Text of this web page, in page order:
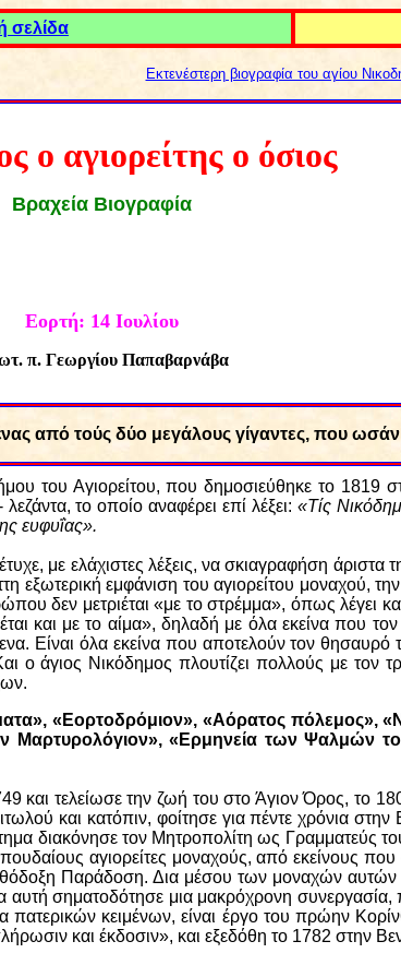
σελίδα
Εκτενέστερη βιογραφία του αγίου
ο αγιορείτης ο όσιος
Βραχεία Βιογραφία
Εορτή: 14 Ιουλίου
π. Γεωργίου Παπαβαρνάβα
από τούς δύο μεγάλους γίγαντες, που
του Αγιορείτου, που δημοσιεύθηκε το 1819
το οποίο αναφέρει επί λέξει: «Τίς
ευφυΐας».
με ελάχιστες λέξεις, να σκιαγραφήση
εξωτερική εμφάνιση του αγιορείτου μοναχού,
δεν μετριέται «με το στρέμμα», όπως
και με το αίμα», δηλαδή με όλα εκείνα που
Είναι όλα εκείνα που αποτελούν τον
ο άγιος Νικόδημος πλουτίζει πολλούς με
«Εορτοδρόμιον», «Αόρατος πόλεμος»,
Μαρτυρολόγιον», «Ερμηνεία των Ψαλμών
και τελείωσε την ζωή του στο Άγιον Όρος, το
και κατόπιν, φοίτησε για πέντε χρόνια
διακόνησε τον Μητροπολίτη ως Γραμματεύς
σπουδαίους αγιορείτες μοναχούς, από
Παράδοση. Δια μέσου των μοναχών αυτών
σηματοδότησε μια μακρόχρονη συνεργασία,
πατερικών κειμένων, είναι έργο του πρώην
και έκδοσιν», και εξεδόθη το 1782 στην